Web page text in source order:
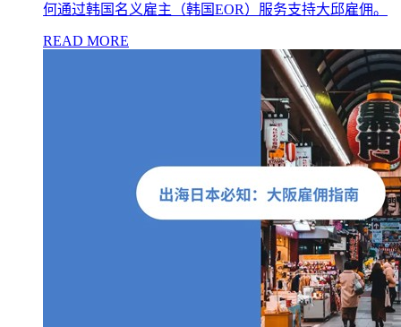
何通过韩国名义雇主（韩国EOR）服务支持大邱雇佣。
READ MORE